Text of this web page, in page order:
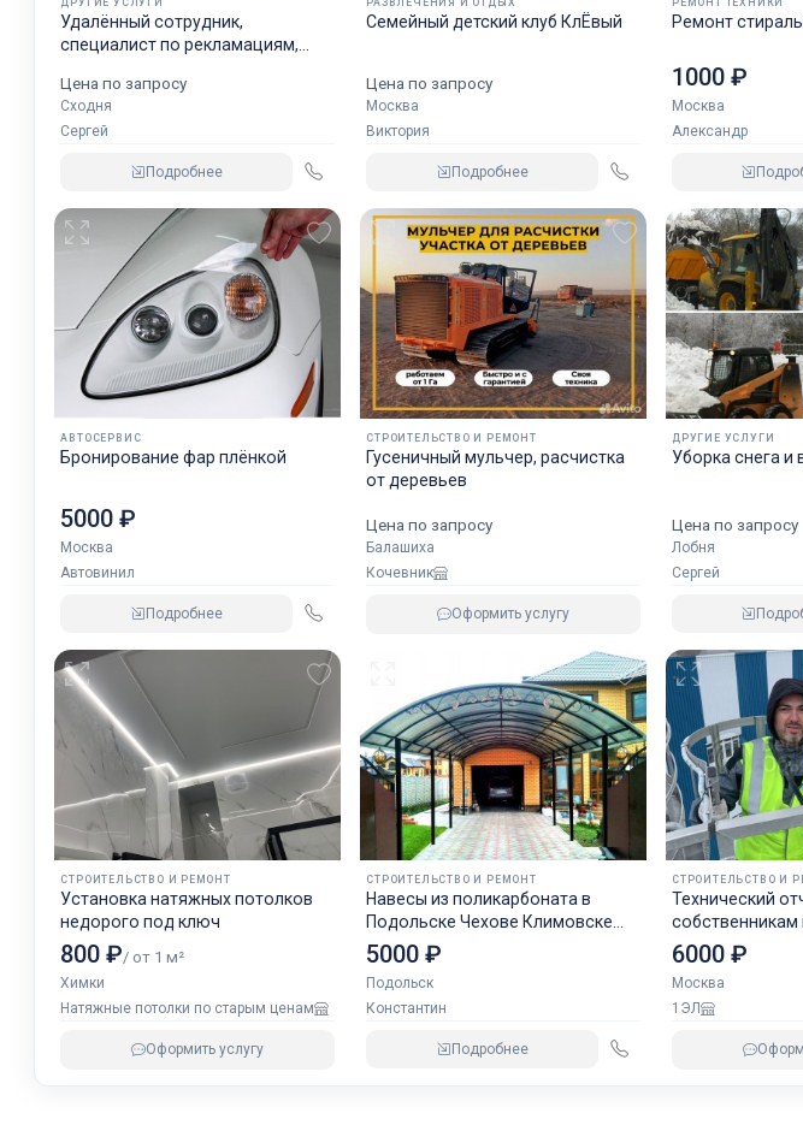
остекление в
пластиковые с
под ключ, балкон под
остекление лоджий,
Удалённый сотрудник,
специалист по рекламациям,
Цена по запросу
Сходня
Сергей
Подробнее
Семейный детский клуб КлЁвый
Цена по запросу
Москва
Виктория
Подробнее
Ремонт
1000 ₽
Москва
Александр
АВТОСЕРВИС
Бронирование фар плёнкой
5000 ₽
Москва
Автовинил
Подробнее
СТРОИТЕЛЬСТВО И РЕМОНТ
Гусеничный мульчер, расчистка
от деревьев
Цена по запросу
Балашиха
Кочевник
Оформить услугу
ДРУГИЕ УСЛУГИ
Уборка снега и
Цена по запросу
Лобня
Сергей
СТРОИТЕЛЬСТВО И РЕМОНТ
Установка натяжных потолков
недорого под ключ
800 ₽/ от 1 м²
Химки
Натяжные потолки по старым ценам
Оформить услугу
СТРОИТЕЛЬСТВО И РЕМОНТ
Навесы из поликарбоната в
Подольске Чехове Климовске
Щербинке
5000 ₽
Подольск
Константин
Подробнее
СТРОИТЕЛЬСТВО И
Технический
6000 ₽
Москва
1ЭЛ